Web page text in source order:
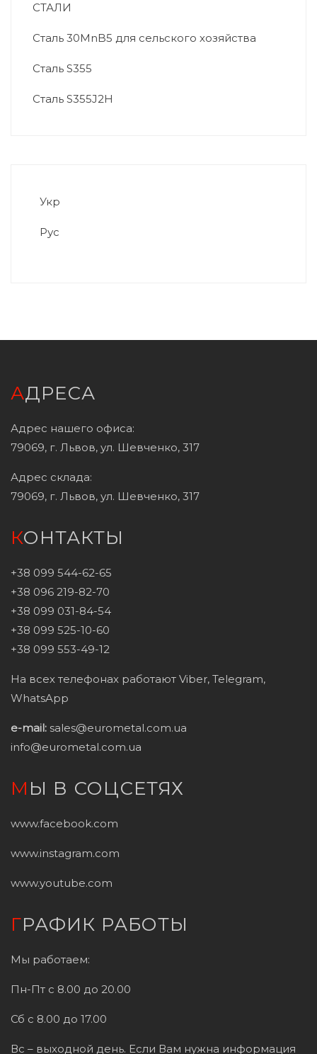
СТАЛИ
Сталь 30MnB5 для сельского хозяйства
Сталь S355
Сталь S355J2H
Укр
Рус
АДРЕСА
Адрес нашего офиса:
79069, г. Львов, ул. Шевченко, 317
Адрес склада:
79069, г. Львов, ул. Шевченко, 317
КОНТАКТЫ
+38 099 544-62-65
+38 096 219-82-70
+38 099 031-84-54
+38 099 525-10-60
+38 099 553-49-12
На всех телефонах работают Viber, Telegram,
WhatsApp
e-mail: sales@eurometal.com.ua
info@eurometal.com.ua
МЫ В СОЦСЕТЯХ
www.facebook.com
www.instagram.com
www.youtube.com
ГРАФИК РАБОТЫ
Мы работаем:
Пн-Пт с 8.00 до 20.00
Сб с 8.00 до 17.00
Вс – выходной день. Если Вам нужна информация